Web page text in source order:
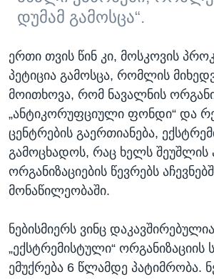
დუმამ გამოსცა“.
ერთი თვის წინ კი, მოსკოვის
პეტიცია გამოსცა, რომლის
მოითხოვა, რომ ნავალნის
„ანტიკორუფციული ფონდი“ და
ცენტრების გაერთიანება,
გამოცხადოს, რაც ხელს შეუშლის
ორგანიზაციების წევრებს
მონაწილეობაში.
ნებისმიერს ვინც
„ექსტრემისტული“ ორგანიზაციის
ემუქრება 6 წლამდე პატიმრობა.